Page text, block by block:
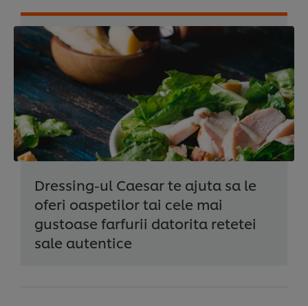
Dressing-ul Caesar te ajuta sa le
oferi oaspetilor tai cele mai
gustoase farfurii datorita retetei
sale autentice